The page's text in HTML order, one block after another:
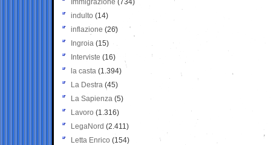
Immigrazione (734)
indulto (14)
inflazione (26)
Ingroia (15)
Interviste (16)
la casta (1.394)
La Destra (45)
La Sapienza (5)
Lavoro (1.316)
LegaNord (2.411)
Letta Enrico (154)